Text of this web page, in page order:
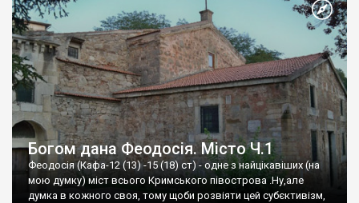
Богом дана Феодосія. Місто Ч.1
Феодосія (Кафа-12 (13) -15 (18) ст) - одне з найцікавіших (на
мою думку) міст всього Кримського півострова .Ну,але
думка в кожного своя, тому щоби розвіяти цей субєктивізм,